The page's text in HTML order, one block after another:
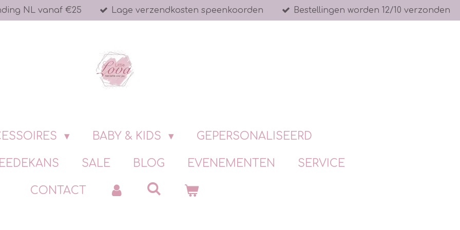
NL vanaf €25 Lage verzendkosten speenkoorden Bestellingen worden 12/10 verzonden
BABY & KIDS GEPERSONALISEERD
SALE BLOG EVENEMENTEN SERVICE
CONTACT